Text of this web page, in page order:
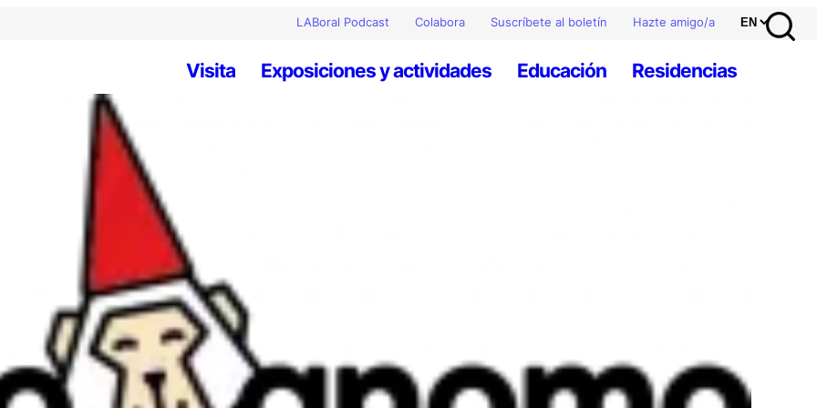
LABoral Podcast Colabora Suscríbete al boletín Hazte amigo/a
Visita Exposiciones y actividades Educación Residencias